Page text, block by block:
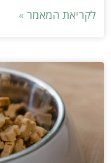
לקריאת המאמר »